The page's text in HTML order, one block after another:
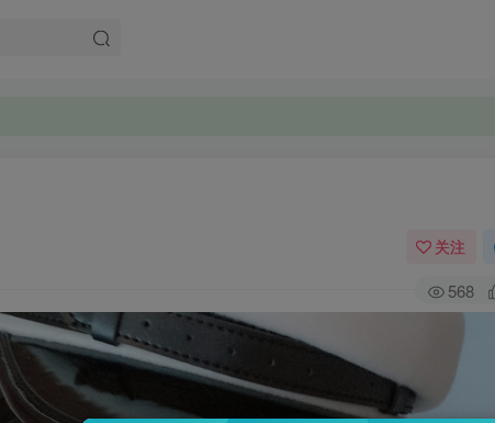
关注
568